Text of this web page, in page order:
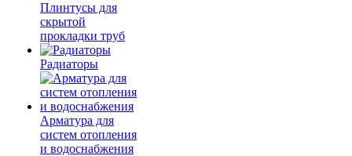
Плинтусы для
скрытой
прокладки труб
Радиаторы
Арматура для
систем отопления
и водоснабжения